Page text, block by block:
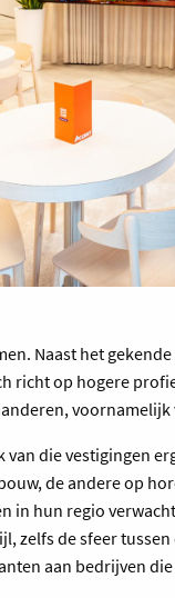
Naast het
richt op hogere
voornamelijk
die vestigingen
de andere op
in hun regio
zelfs de sfeer
aan bedrijven